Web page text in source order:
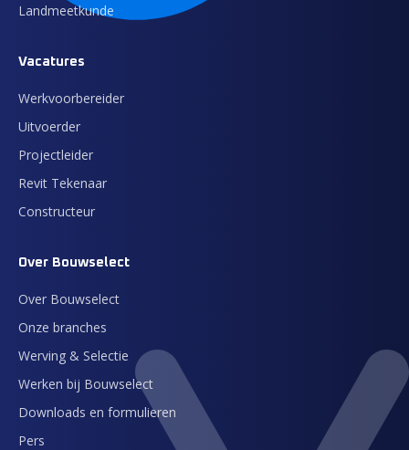
Landmeetkunde
Vacatures
Werkvoorbereider
Uitvoerder
Projectleider
Revit Tekenaar
Constructeur
Over Bouwselect
Over Bouwselect
Onze branches
Werving & Selectie
Werken bij Bouwselect
Downloads en formulieren
Pers